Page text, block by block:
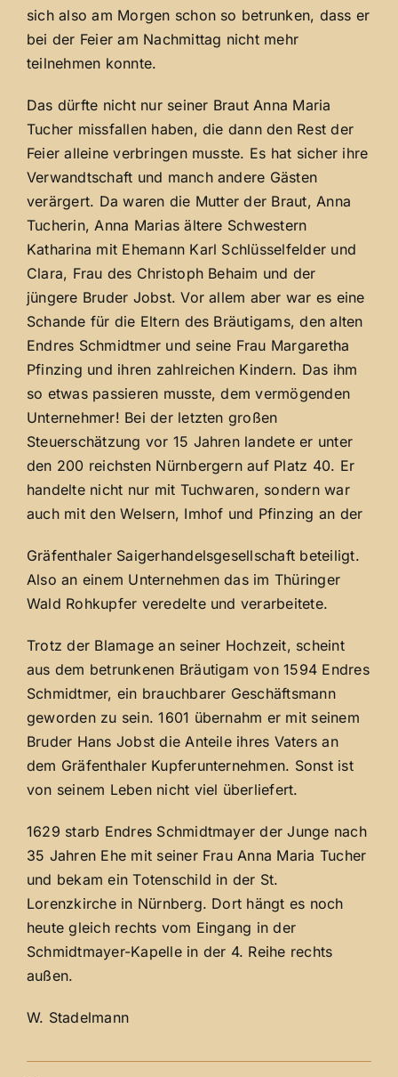
sich also am Morgen schon so betrunken, dass er
bei der Feier am Nachmittag nicht mehr
teilnehmen konnte.
Das dürfte nicht nur seiner Braut Anna Maria
Tucher missfallen haben, die dann den Rest der
Feier alleine verbringen musste. Es hat sicher ihre
Verwandtschaft und manch andere Gästen
verärgert. Da waren die Mutter der Braut, Anna
Tucherin, Anna Marias ältere Schwestern
Katharina mit Ehemann Karl Schlüsselfelder und
Clara, Frau des Christoph Behaim und der
jüngere Bruder Jobst. Vor allem aber war es eine
Schande für die Eltern des Bräutigams, den alten
Endres Schmidtmer und seine Frau Margaretha
Pfinzing und ihren zahlreichen Kindern. Das ihm
so etwas passieren musste, dem vermögenden
Unternehmer! Bei der letzten großen
Steuerschätzung vor 15 Jahren landete er unter
den 200 reichsten Nürnbergern auf Platz 40. Er
handelte nicht nur mit Tuchwaren, sondern war
auch mit den Welsern, Imhof und Pfinzing an der
Gräfenthaler Saigerhandelsgesellschaft beteiligt.
Also an einem Unternehmen das im Thüringer
Wald Rohkupfer veredelte und verarbeitete.
Trotz der Blamage an seiner Hochzeit, scheint
aus dem betrunkenen Bräutigam von 1594 Endres
Schmidtmer, ein brauchbarer Geschäftsmann
geworden zu sein. 1601 übernahm er mit seinem
Bruder Hans Jobst die Anteile ihres Vaters an
dem Gräfenthaler Kupferunternehmen. Sonst ist
von seinem Leben nicht viel überliefert.
1629 starb Endres Schmidtmayer der Junge nach
35 Jahren Ehe mit seiner Frau Anna Maria Tucher
und bekam ein Totenschild in der St.
Lorenzkirche in Nürnberg. Dort hängt es noch
heute gleich rechts vom Eingang in der
Schmidtmayer-Kapelle in der 4. Reihe rechts
außen.
W. Stadelmann